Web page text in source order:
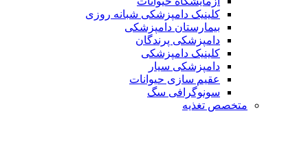
کلینیک دامپزشکی شبانه روزی
بیمارستان دامپزشکی
دامپزشکی پرندگان
کلینیک دامپزشکی
دامپزشکی سیار
عقیم سازی حیوانات
سونوگرافی سگ
متخصص تغذیه